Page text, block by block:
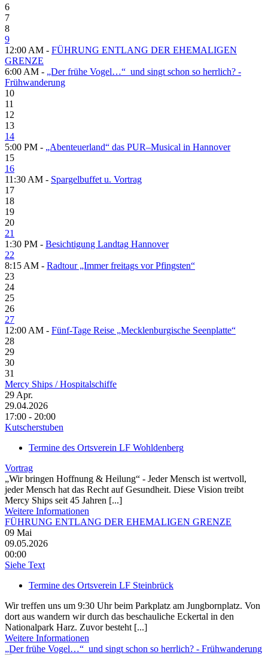
6
7
8
9
12:00 AM - FÜHRUNG ENTLANG DER EHEMALIGEN
GRENZE
6:00 AM - „Der frühe Vogel…“ und singt schon so herrlich? -
Frühwanderung
10
11
12
13
14
5:00 PM - „Abenteuerland“ das PUR–Musical in Hannover
15
16
11:30 AM - Spargelbuffet u. Vortrag
17
18
19
20
21
1:30 PM - Besichtigung Landtag Hannover
22
8:15 AM - Radtour „Immer freitags vor Pfingsten“
23
24
25
26
27
12:00 AM - Fünf-Tage Reise „Mecklenburgische Seenplatte“
28
29
30
31
Mercy Ships / Hospitalschiffe
29 Apr.
29.04.2026
17:00 - 20:00
Kutscherstuben
Termine des Ortsverein LF Wohldenberg
Vortrag
„Wir bringen Hoffnung & Heilung“ - Jeder Mensch ist wertvoll,
jeder Mensch hat das Recht auf Gesundheit. Diese Vision treibt
Mercy Ships seit 45 Jahren [...]
Weitere Informationen
FÜHRUNG ENTLANG DER EHEMALIGEN GRENZE
09 Mai
09.05.2026
00:00
Siehe Text
Termine des Ortsverein LF Steinbrück
Wir treffen uns um 9:30 Uhr beim Parkplatz am Jungbornplatz. Von
dort aus wandern wir durch das beschauliche Eckertal in den
Nationalpark Harz. Zuvor besteht [...]
Weitere Informationen
„Der frühe Vogel…“ und singt schon so herrlich? - Frühwanderung